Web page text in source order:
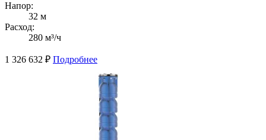
Напор:
32 м
Расход:
280 м³/ч
1 326 632 ₽ Подробнее